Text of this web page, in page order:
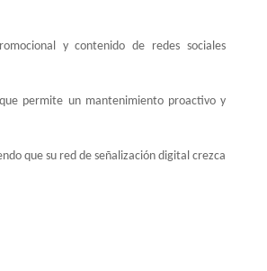
y contenido de redes sociales
permite un mantenimiento proactivo y
que su red de señalización digital crezca